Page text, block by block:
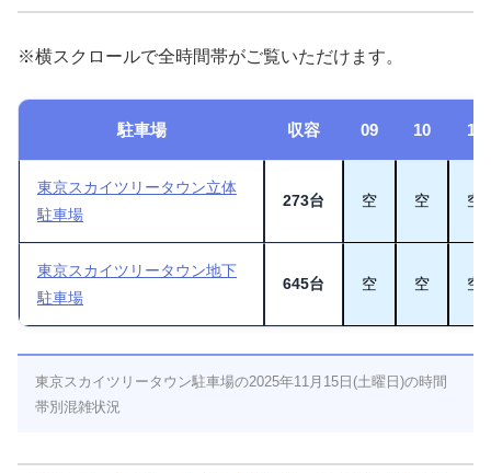
※横スクロールで全時間帯がご覧いただけます。
駐車場 収容 09 10 11
東京スカイツリータウン立体
駐車場
273台 空 空 空
東京スカイツリータウン地下
駐車場
645台 空 空 空
東京スカイツリータウン駐車場の2025年11月15日(土曜日)の時間
帯別混雑状況